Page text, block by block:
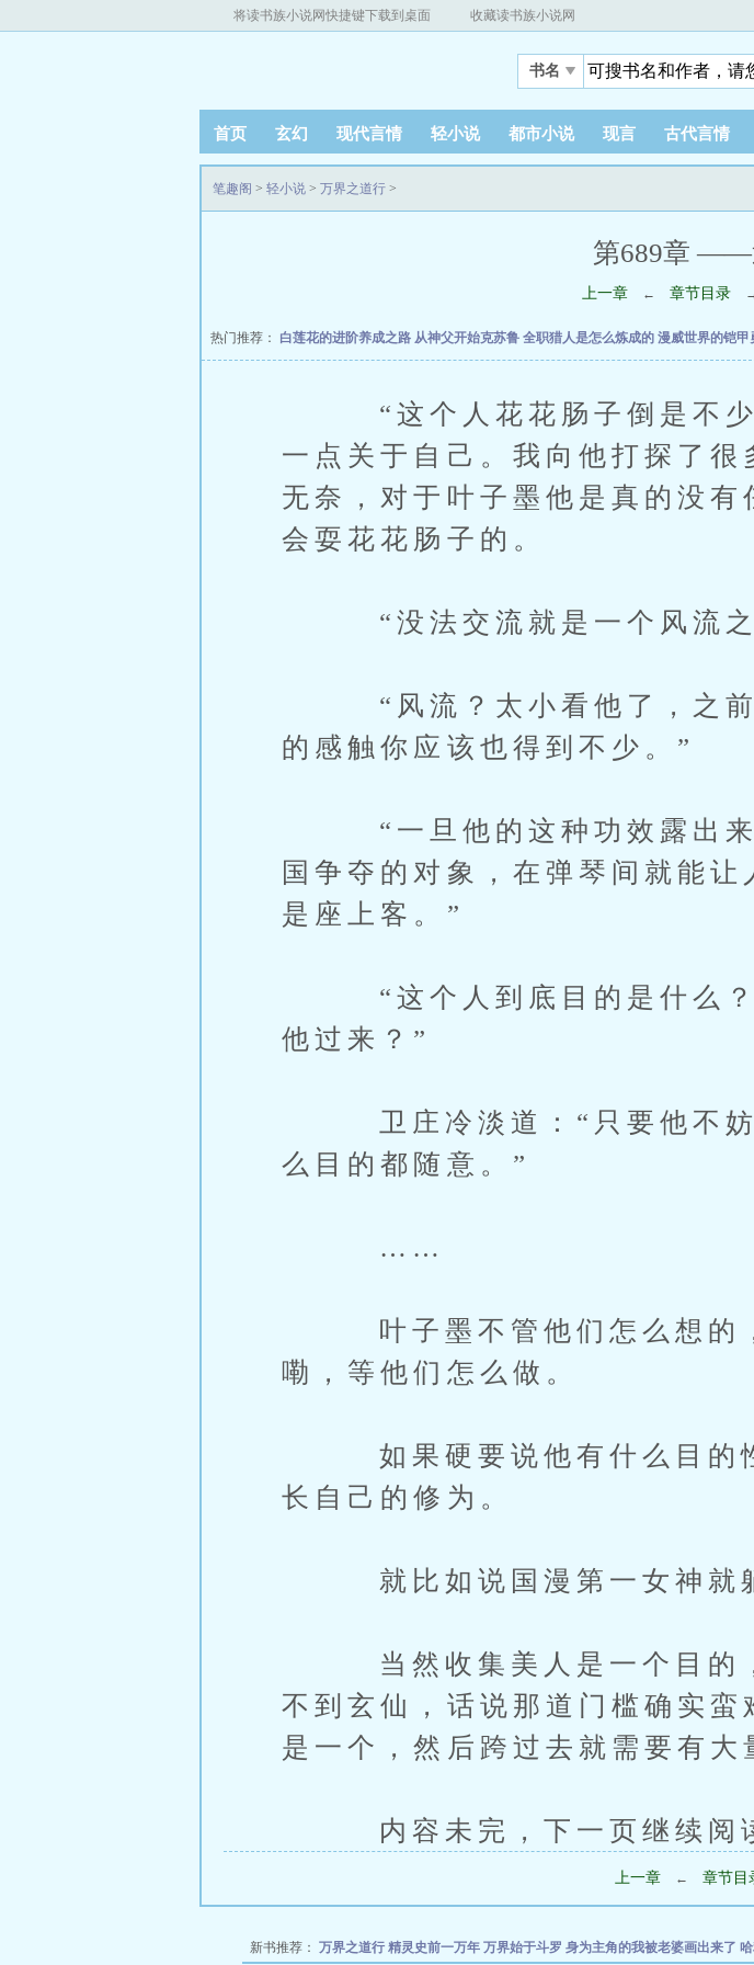
将读书族小说网快捷键下载到桌面 收藏读书族小说网
书名
首页 玄幻 现代言情 轻小说 都市小说 现言 古代言情
笔趣阁 > 轻小说 > 万界之道行 >
第689章 ——
上一章 ← 章节目录
热门推荐： 白莲花的进阶养成之路 从神父开始克苏鲁 全职猎人是怎么炼成的 漫威世界的铠甲
“这个人花花肠子倒是不少
一点关于自己。我向他打探了
无奈，对于叶子墨他是真的没
会耍花花肠子的。
“没法交流就是一个风流之
“风流？太小看他了，之前
的感触你应该也得到不少。”
“一旦他的这种功效露出来
国争夺的对象，在弹琴间就能
是座上客。”
“这个人到底目的是什么？
他过来？”
卫庄冷淡道：“只要他不妨
么目的都随意。”
……
叶子墨不管他们怎么想的，
嘞，等他们怎么做。
如果硬要说他有什么目的性
长自己的修为。
就比如说国漫第一女神就躺
当然收集美人是一个目的，
不到玄仙，话说那道门槛确实
是一个，然后跨过去就需要有大
内容未完，下一页继续阅
上一章 ← 章节目
新书推荐： 万界之道行 精灵史前一万年 万界始于斗罗 身为主角的我被老婆画出来了